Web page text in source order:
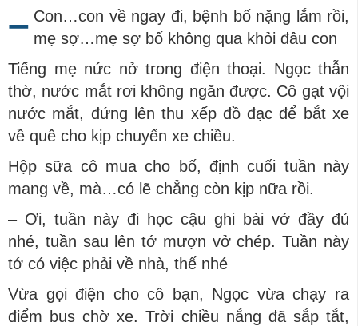
– Con…con về ngay đi, bệnh bố nặng lắm rồi,
mẹ sợ…mẹ sợ bố không qua khỏi đâu con
Tiếng mẹ nức nở trong điện thoại. Ngọc thẫn
thờ, nước mắt rơi không ngăn được. Cô gạt vội
nước mắt, đứng lên thu xếp đồ đạc để bắt xe
về quê cho kịp chuyến xe chiều.
Hộp sữa cô mua cho bố, định cuối tuần này
mang về, mà…có lẽ chẳng còn kịp nữa rồi.
– Ơi, tuần này đi học cậu ghi bài vở đầy đủ
nhé, tuần sau lên tớ mượn vở chép. Tuần này
tớ có việc phải về nhà, thế nhé
Vừa gọi điện cho cô bạn, Ngọc vừa chạy ra
điểm bus chờ xe. Trời chiều nắng đã sắp tắt,